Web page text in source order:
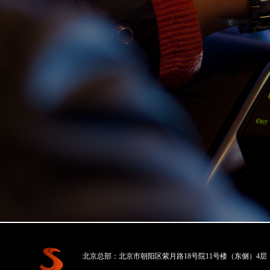
北京总部：北京市朝阳区紫月路18号院11号楼（东侧）4层